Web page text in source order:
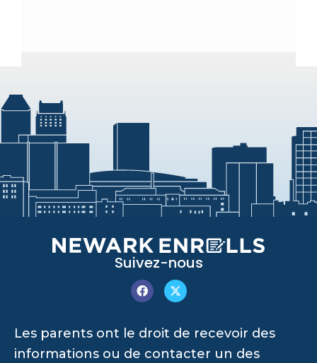
Suivez-nous
Les parents ont le droit de recevoir des
informations ou de contacter un des